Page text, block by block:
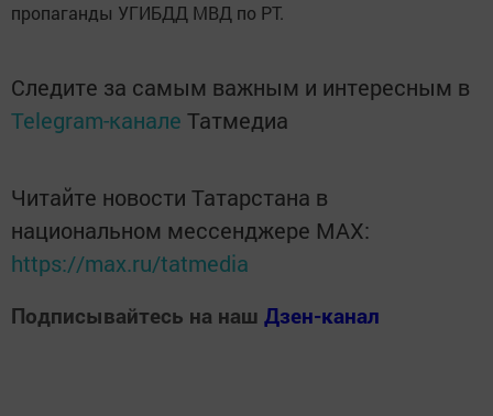
пропаганды УГИБДД МВД по РТ.
Следите за самым важным и интересным в
Telegram-канале Татмедиа
Читайте новости Татарстана в
национальном мессенджере MАХ:
https://max.ru/tatmedia
Подписывайтесь на наш Дзен-канал